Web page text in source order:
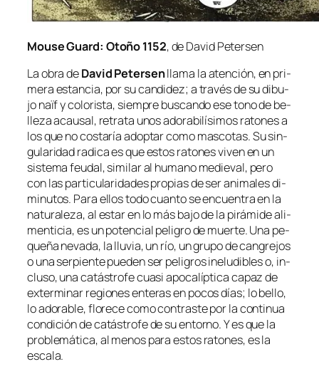
Mouse Guard: Otoño 1152, de David Petersen
La obra deDavid Petersenlla­ma la aten­ción, en pri­
me­ra es­tan­cia, por su can­di­dez; a tra­vés de su di­bu­
jonaïfy co­lo­ris­ta, siem­pre bus­can­do ese tono de be­
lle­za acau­sal, re­tra­ta unos ado­ra­bi­lí­si­mos ra­to­nes a
los que no cos­ta­ría adop­tar co­mo mas­co­tas. Su sin­
gu­la­ri­dad ra­di­ca es que es­tos ra­to­nes vi­ven en un
sis­te­ma feu­dal, si­mi­lar al hu­mano me­die­val, pe­ro
con las par­ti­cu­la­ri­da­des pro­pias de ser ani­ma­les di­
mi­nu­tos. Para ellos to­do cuan­to se en­cuen­tra en la
na­tu­ra­le­za, al es­tar en lo más ba­jo de la pi­rá­mi­de ali­
men­ti­cia, es un po­ten­cial pe­li­gro de muer­te. Una pe­
que­ña ne­va­da, la llu­via, un río, un gru­po de can­gre­jos
o una ser­pien­te pue­den ser pe­li­gros in­elu­di­bles o, in­
clu­so, una ca­tás­tro­fe cua­si apo­ca­líp­ti­ca ca­paz de
ex­ter­mi­nar re­gio­nes en­te­ras en po­cos días; lo be­llo,
lo ado­ra­ble, flo­re­ce co­mo con­tras­te por la con­ti­nua
con­di­ción de ca­tás­tro­fe de su en­torno. Y es que la
pro­ble­má­ti­ca, al me­nos pa­ra es­tos ra­to­nes, es la
escala.